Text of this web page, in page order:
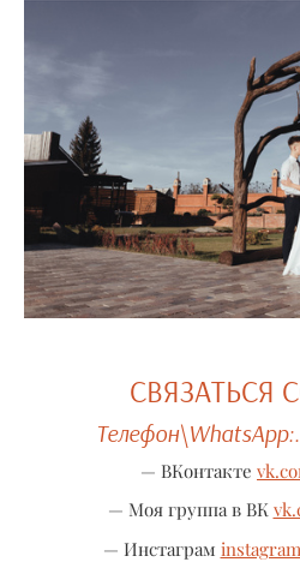
СВЯЗАТЬСЯ
— ВКонтакте
— Моя группа в ВК
— Инстаграм